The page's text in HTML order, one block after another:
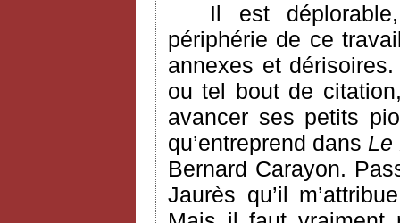
Il est
périphérie de ce
annexes et
ou tel bout de
avancer ses petits
qu’entreprend dans Le
Bernard Carayon.
Jaurès qu’il